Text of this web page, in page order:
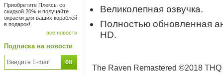
Приобретите Плексы со
скидкой 20% и получайте
окраски для ваших кораблей
в подарок!
все новости
Подписка на новости
Великолепная озвучка.
Полностью обновленная
HD.
The Raven Remastered ©2018